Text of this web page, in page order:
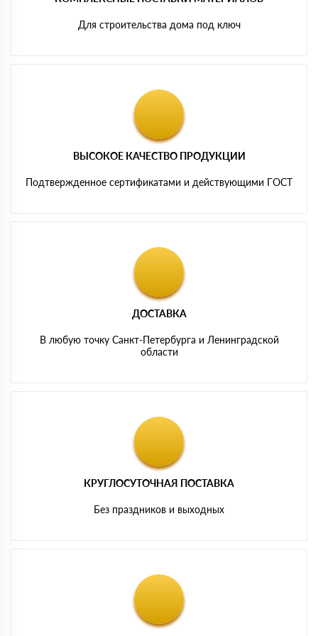
Для строительства дома под ключ
ВЫСОКОЕ КАЧЕСТВО ПРОДУКЦИИ
Подтвержденное сертификатами и действующими ГОСТ
ДОСТАВКА
В любую точку Санкт-Петербурга и Ленинградской
области
КРУГЛОСУТОЧНАЯ ПОСТАВКА
Без праздников и выходных